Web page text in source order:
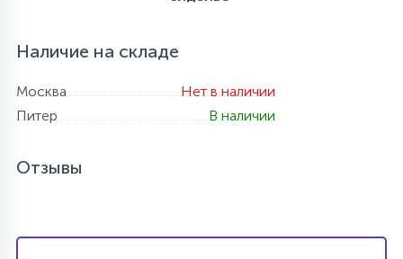
Наличие на складе
Москва
Нет в наличии
Питер
В наличии
Отзывы